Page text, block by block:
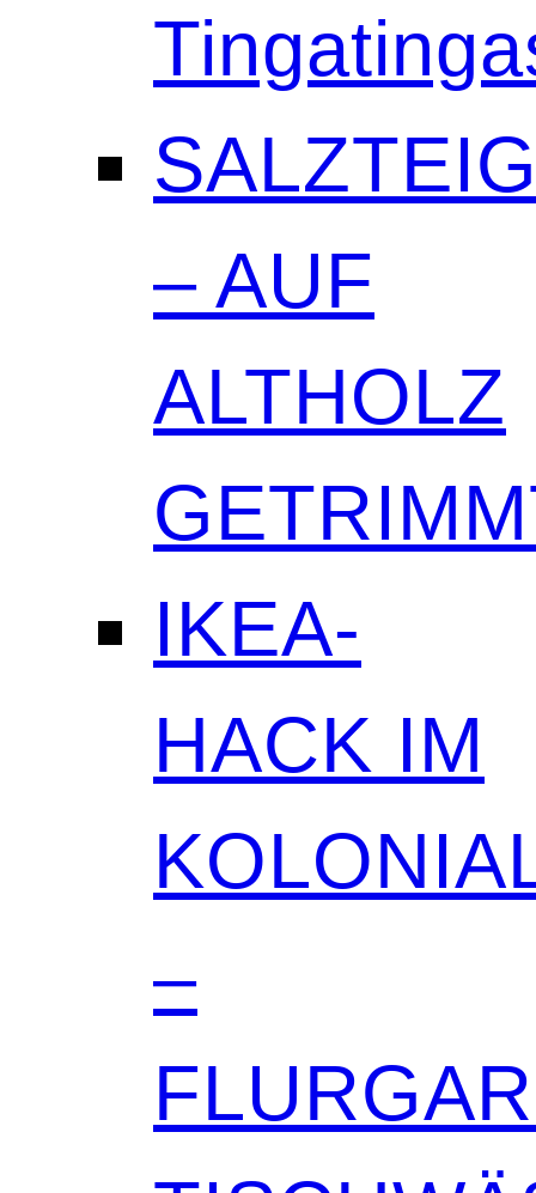
– AUF
ALTHOLZ
IKEA-
HACK IM
–